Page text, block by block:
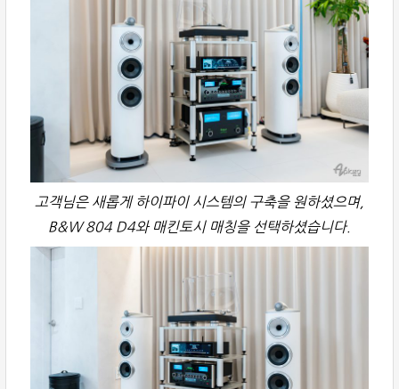
고객님은 새롭게 하이파이 시스템의 구축을 원하셨으며,
B&W 804 D4와 매킨토시 매칭을 선택하셨습니다.